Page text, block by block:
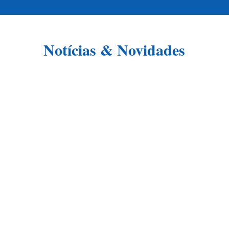
Notícias & Novidades